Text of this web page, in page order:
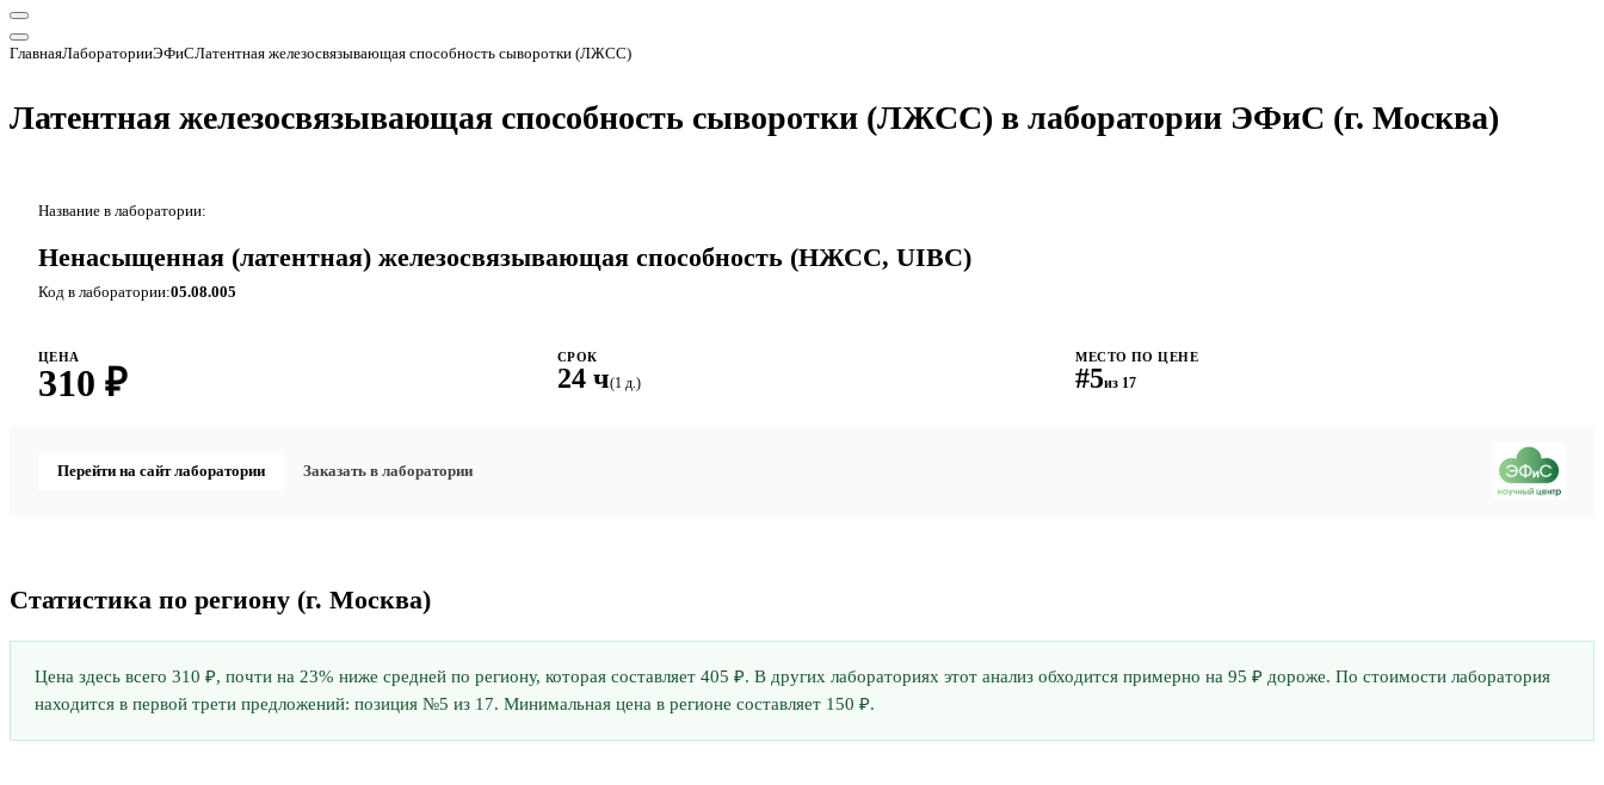
ГлавнаяЛабораторииЭФиСЛатентная железосвязывающая способность сыворотки (ЛЖСС)
Латентная железосвязывающая способность сыворотки (ЛЖСС) в лаборатории ЭФиС (г. Москва)
Название в лаборатории:
Ненасыщенная (латентная) железосвязывающая способность (НЖСС, UIBC)
Код в лаборатории:05.08.005
ЦЕНА
310 ₽
СРОК
24 ч(1 д.)
МЕСТО ПО ЦЕНЕ
#5из 17
Перейти на сайт лаборатории Заказать в лаборатории
Статистика по региону (г. Москва)
Цена здесь всего 310 ₽, почти на 23% ниже средней по региону, которая составляет 405 ₽. В других лабораториях этот анализ обходится примерно на 95 ₽ дороже. По стоимости лаборатория
находится в первой трети предложений: позиция №5 из 17. Минимальная цена в регионе составляет 150 ₽.